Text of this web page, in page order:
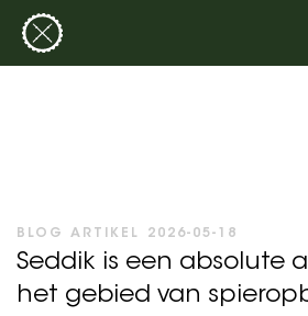
BLOG ARTIKEL 2026-05-18
Seddik is een absolute
het gebied van